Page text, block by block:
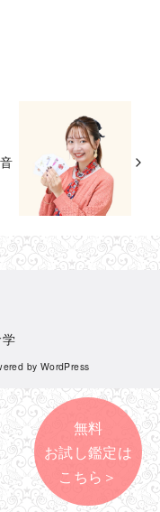
by WordPress
無料
お試し鑑定は
こちら＞